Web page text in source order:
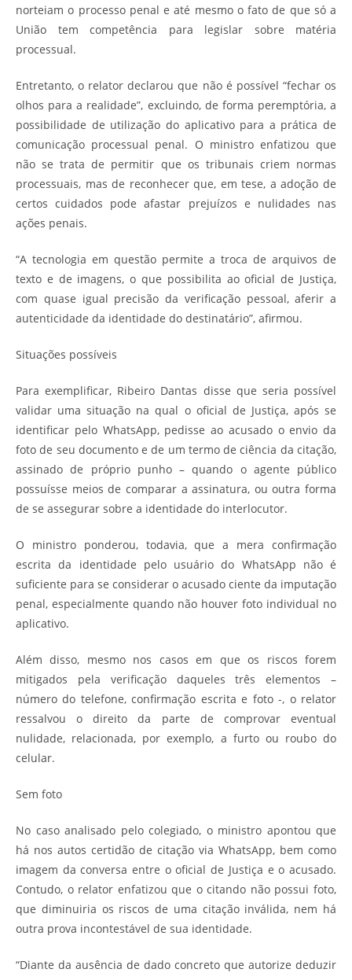
norteiam o processo penal e até mesmo o fato de que só a
União tem competência para legislar sobre matéria
processual.
Entretanto, o relator declarou que não é possível “fechar os
olhos para a realidade”, excluindo, de forma peremptória, a
possibilidade de utilização do aplicativo para a prática de
comunicação processual penal. O ministro enfatizou que
não se trata de permitir que os tribunais criem normas
processuais, mas de reconhecer que, em tese, a adoção de
certos cuidados pode afastar prejuízos e nulidades nas
ações penais.
“A tecnologia em questão permite a troca de arquivos de
texto e de imagens, o que possibilita ao oficial de Justiça,
com quase igual precisão da verificação pessoal, aferir a
autenticidade da identidade do destinatário”, afirmou.
Situações possíveis
Para exemplificar, Ribeiro Dantas disse que seria possível
validar uma situação na qual o oficial de Justiça, após se
identificar pelo WhatsApp, pedisse ao acusado o envio da
foto de seu documento e de um termo de ciência da citação,
assinado de próprio punho – quando o agente público
possuísse meios de comparar a assinatura, ou outra forma
de se assegurar sobre a identidade do interlocutor.
O ministro ponderou, todavia, que a mera confirmação
escrita da identidade pelo usuário do WhatsApp não é
suficiente para se considerar o acusado ciente da imputação
penal, especialmente quando não houver foto individual no
aplicativo.
Além disso, mesmo nos casos em que os riscos forem
mitigados pela verificação daqueles três elementos –
número do telefone, confirmação escrita e foto -, o relator
ressalvou o direito da parte de comprovar eventual
nulidade, relacionada, por exemplo, a furto ou roubo do
celular.
Sem foto
No caso analisado pelo colegiado, o ministro apontou que
há nos autos certidão de citação via WhatsApp, bem como
imagem da conversa entre o oficial de Justiça e o acusado.
Contudo, o relator enfatizou que o citando não possui foto,
que diminuiria os riscos de uma citação inválida, nem há
outra prova incontestável de sua identidade.
“Diante da ausência de dado concreto que autorize deduzir